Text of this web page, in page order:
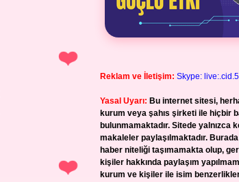
Reklam ve İletişim: Skype:
Yasal Uyarı: Bu internet sitesi,
kurum veya şahıs şirketi ile hiçbir
bulunmamaktadır. Sitede yalnızca
makaleler paylaşılmaktadır.
haber niteliği taşımamakta olup,
kişiler hakkında paylaşım
kurum ve kişiler ile isim